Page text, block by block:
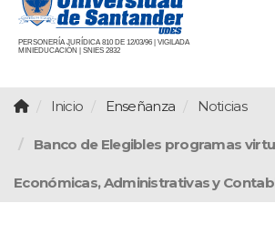
PERSONERÍA JURÍDICA 810 DE 12/03/96 | VIGILADA
MINIEDUCACIÓN | SNIES 2832
Inicio Enseñanza Noticias
Banco de Elegibles programas
Económicas, Administrativas y